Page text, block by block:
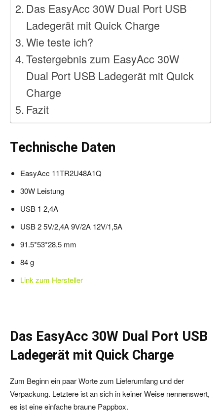
Das EasyAcc 30W Dual Port USB
Ladegerät mit Quick Charge
Wie teste ich?
Testergebnis zum EasyAcc 30W
Dual Port USB Ladegerät mit Quick
Charge
Fazit
Technische Daten
EasyAcc 11TR2U48A1Q
30W Leistung
USB 1 2,4A
USB 2 5V/2,4A 9V/2A 12V/1,5A
91.5*53*28.5 mm
84 g
Link zum Hersteller
Das EasyAcc 30W Dual Port USB
Ladegerät mit Quick Charge
Zum Beginn ein paar Worte zum Lieferumfang und der
Verpackung. Letztere ist an sich in keiner Weise nennenswert,
es ist eine einfache braune Pappbox.